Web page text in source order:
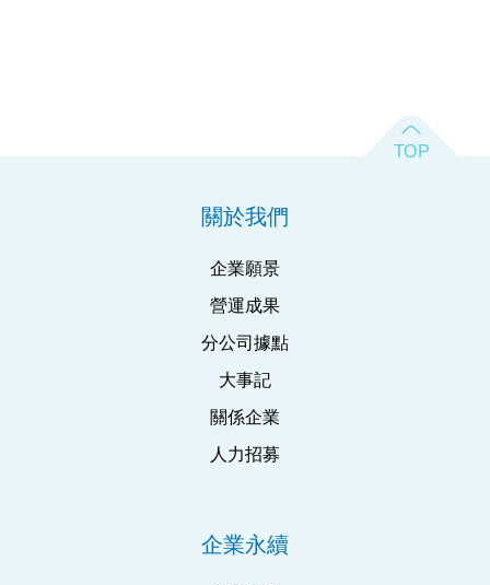
關於我們
企業願景
營運成果
分公司據點
大事記
關係企業
人力招募
企業永續